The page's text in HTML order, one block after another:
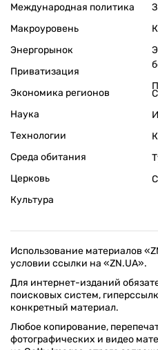
Международная политика
Макроуровень
Энергорынок
Приватизация
Экономика регионов
Наука
Технологии
Среда обитания
Церковь
Культура
Использование материалов
условии ссылки на «ZN.UA».
Для интернет-изданий
поисковых систем,
конкретный материал.
Любое копирование,
фотографических и видео